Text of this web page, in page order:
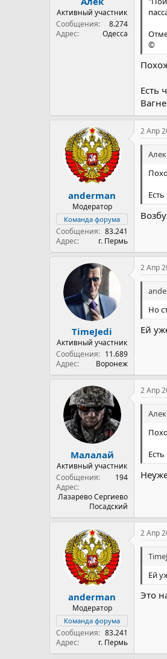
Активный участник
Сообщения
8.274
Адрес
Одесса
©
Есть
anderman
Модератор
Команда форума
Сообщения
83.241
Адрес
г. Пермь
2 Апр
TimeJedi
Активный участник
Сообщения
11.689
Адрес
Воронеж
2 Апр
Но
Ей
Малалай
Активный участник
Сообщения
194
Адрес
Лазарево Сергиево
Посадский
2 Апр
anderman
Модератор
Команда форума
Сообщения
83.241
Адрес
г. Пермь
2 Апр
Ей
Это